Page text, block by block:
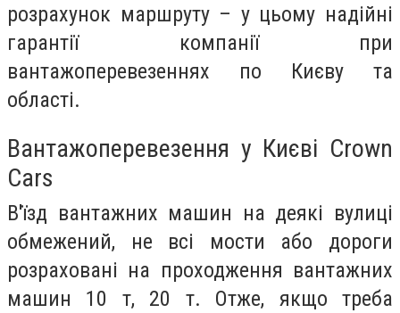
розрахунок маршруту – у цьому надійні
гарантії компанії при
вантажоперевезеннях по Києву та
області.
Вантажоперевезення у Києві Crown
Cars
В'їзд вантажних машин на деякі вулиці
обмежений, не всі мости або дороги
розраховані на проходження вантажних
машин 10 т, 20 т. Отже, якщо треба